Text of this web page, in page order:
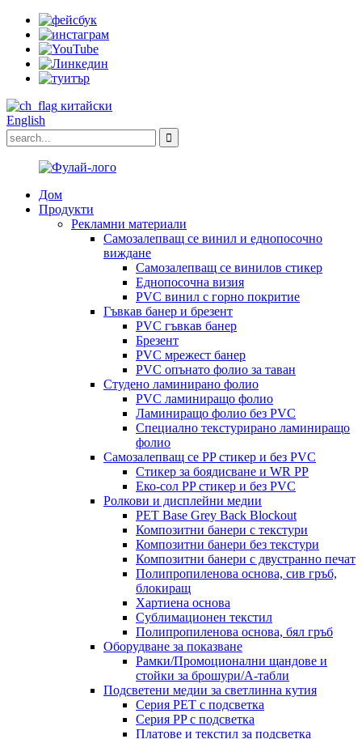
китайски
English
Дом
Продукти
Рекламни материали
Самозалепващ се винил и еднопосочно
виждане
Самозалепващ се винилов стикер
Еднопосочна визия
PVC винил с горно покритие
Гъвкав банер и брезент
PVC гъвкав банер
Брезент
PVC мрежест банер
PVC опънато фолио за таван
Студено ламинирано фолио
PVC ламиниращо фолио
Ламиниращо фолио без PVC
Специално текстурирано ламиниращо
фолио
Самозалепващ се PP стикер и без PVC
Стикер за боядисване и WR PP
Еко-сол PP стикер и без PVC
Ролкови и дисплейни медии
PET Base Grey Back Blockout
Композитни банери с текстури
Композитни банери без текстури
Композитни банери с двустранно печат
Полипропиленова основа, сив гръб,
блокиращ
Хартиена основа
Сублимационен текстил
Полипропиленова основа, бял гръб
Оборудване за показване
Рамки/Промоционални щандове и
стойки за брошури/А-табли
Подсветени медии за светлинна кутия
Серия PET с подсветка
Серия PP с подсветка
Платове и текстил за подсветка